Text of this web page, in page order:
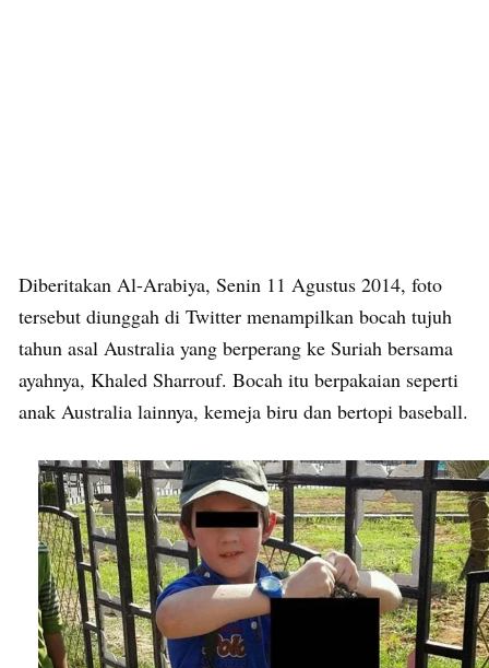
Diberitakan Al-Arabiya, Senin 11 Agustus 2014, foto
tersebut diunggah di Twitter menampilkan bocah tujuh
tahun asal Australia yang berperang ke Suriah bersama
ayahnya, Khaled Sharrouf. Bocah itu berpakaian seperti
anak Australia lainnya, kemeja biru dan bertopi baseball.